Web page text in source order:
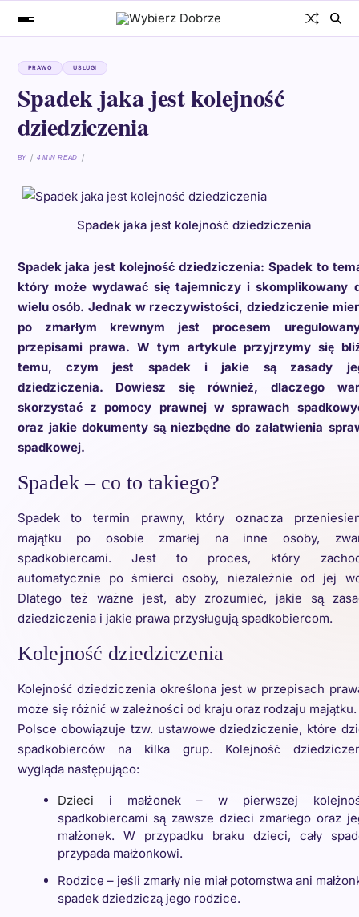
PRAWO USŁUGI
Spadek jaka jest kolejność
dziedziczenia
BY 4 MIN READ
Spadek jaka jest kolejność dziedziczenia
Spadek jaka jest kolejność dziedziczenia: Spadek to
który może wydawać się tajemniczy i skomplikowany
wielu osób. Jednak w rzeczywistości, dziedziczenie
po zmarłym krewnym jest procesem
przepisami prawa. W tym artykule przyjrzymy się
temu, czym jest spadek i jakie są zasady
dziedziczenia. Dowiesz się również, dlaczego
skorzystać z pomocy prawnej w sprawach
oraz jakie dokumenty są niezbędne do załatwienia
spadkowej.
Spadek – co to takiego?
Spadek to termin prawny, który oznacza
majątku po osobie zmarłej na inne osoby,
spadkobiercami. Jest to proces, który
automatycznie po śmierci osoby, niezależnie od jej
Dlatego też ważne jest, aby zrozumieć, jakie są
dziedziczenia i jakie prawa przysługują spadkobiercom.
Kolejność dziedziczenia
Kolejność dziedziczenia określona jest w przepisach
może się różnić w zależności od kraju oraz rodzaju majątku.
Polsce obowiązuje tzw. ustawowe dziedziczenie, które
spadkobierców na kilka grup. Kolejność
wygląda następująco:
Dzieci i małżonek – w pierwszej
spadkobiercami są zawsze dzieci zmarłego oraz
małżonek. W przypadku braku dzieci, cały
przypada małżonkowi.
Rodzice – jeśli zmarły nie miał potomstwa ani
spadek dziedziczą jego rodzice.